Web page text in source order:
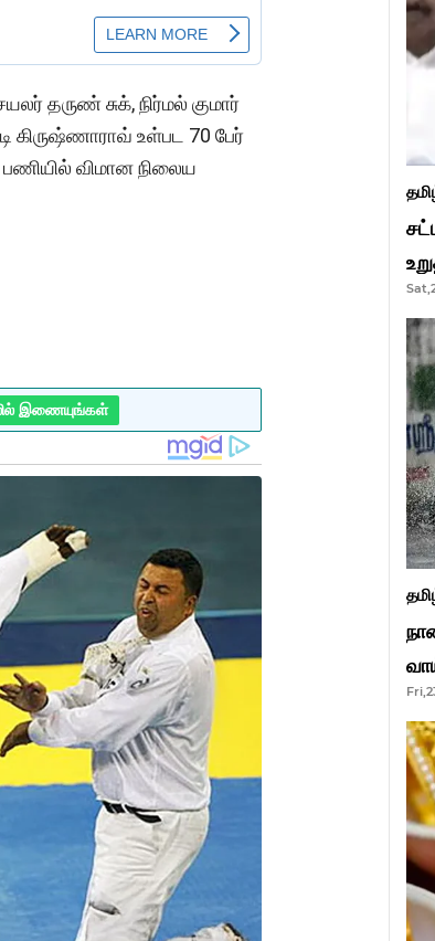
தருண் சுக், நிர்மல் குமார்
கிருஷ்ணாராவ் உள்பட 70 பேர்
விமான நிலைய
இணையுங்கள்